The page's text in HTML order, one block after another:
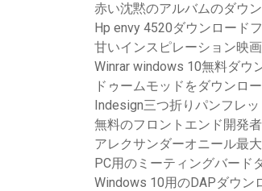
赤い沈黙のアルバムのダウ
Hp envy 4520ダウンロード
甘いインスピレーション映
Winrar windows 10無料ダウ
ドゥームモッドをダウンロ
Indesign三つ折りパンフレ
無料のフロントエンド開発
アレクサンダーオニール最
PC用のミーティングバード
Windows 10用のDAPダウン